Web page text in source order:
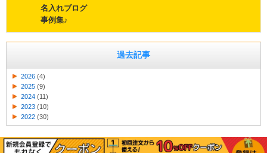
名入れブログ
事例集♪
過去記事
2026 (4)
2025 (9)
2024 (11)
2023 (10)
2022 (30)